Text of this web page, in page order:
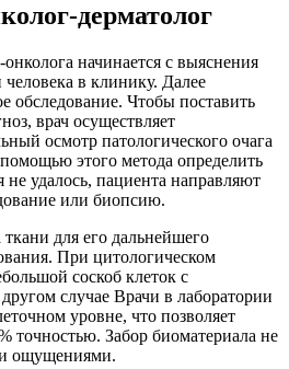
дерматолог
начинается с выяснения
в клинику. Далее
обследование. Чтобы поставить
врач осуществляет
осмотр патологического очага
этого метода определить
не удалось, пациента направляют
или биопсию.
для его дальнейшего
При цитологическом
соскоб клеток с
случае Врачи в лаборатории
уровне, что позволяет
точностью. Забор биоматериала не
ощущениями.